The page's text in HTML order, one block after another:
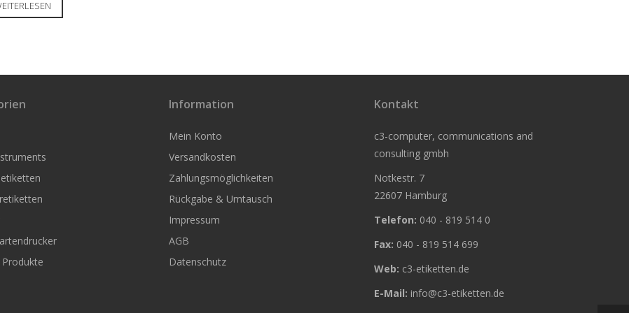
Information
Mein Konto
Versandkosten
Zahlungsmöglichkeiten
Rückgabe & Umtausch
Impressum
AGB
Datenschutz
Kontakt
c3-computer, communications and
consulting gmbh
Notkestr. 7
22607 Hamburg
Telefon: 040 - 819 514 0
Fax: 040 - 819 514 699
Web: c3-etiketten.de
E-Mail: info@c3-etiketten.de